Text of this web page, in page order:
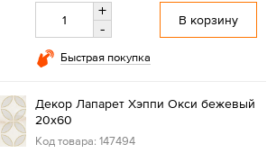
+
-
В корзину
Быстрая покупка
Декор Лапарет Хэппи Окси бежевый
20x60
Код товара: 147494